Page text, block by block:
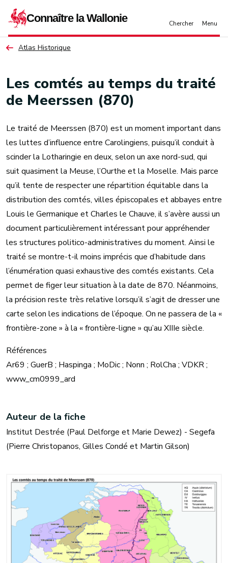
Atlas Historique
Les comtés au temps du traité
de Meerssen (870)
Le traité de Meerssen (870) est un moment important dans
les luttes d’influence entre Carolingiens, puisqu’il conduit à
scinder la Lotharingie en deux, selon un axe nord-sud, qui
suit quasiment la Meuse, l’Ourthe et la Moselle. Mais parce
qu’il tente de respecter une répartition équitable dans la
distribution des comtés, villes épiscopales et abbayes entre
Louis le Germanique et Charles le Chauve, il s’avère aussi un
document particulièrement intéressant pour appréhender
les structures politico-administratives du moment. Ainsi le
traité se montre-t-il moins imprécis que d’habitude dans
l’énumération quasi exhaustive des comtés existants. Cela
permet de figer leur situation à la date de 870. Néanmoins,
la précision reste très relative lorsqu’il s’agit de dresser une
carte selon les indications de l’époque. On ne passera de la «
frontière-zone » à la « frontière-ligne » qu’au XIIIe siècle.
Références
Ar69 ; GuerB ; Haspinga ; MoDic ; Nonn ; RolCha ; VDKR ;
www_cm0999_ard
Auteur de la fiche
Institut Destrée (Paul Delforge et Marie Dewez) - Segefa
(Pierre Christopanos, Gilles Condé et Martin Gilson)